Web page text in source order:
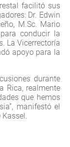
facilitó sus
Dr. Edwin
M.Sc. Mario
conducir la
La Vicerrectoría
apoyo para la
durante
Rica, realmente
que hemos
manifestó el
Kassel.